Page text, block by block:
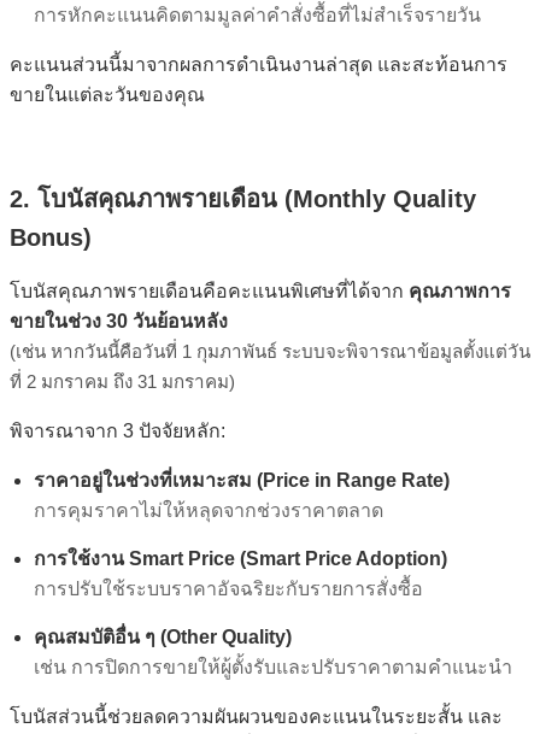
การหักคะแนนคิดตามมูลค่าคำสั่งซื้อที่ไม่สำเร็จรายวัน
คะแนนส่วนนี้มาจากผลการดำเนินงานล่าสุด และสะท้อนการ
ขายในแต่ละวันของคุณ
2. โบนัสคุณภาพรายเดือน (Monthly Quality
Bonus)
โบนัสคุณภาพรายเดือนคือคะแนนพิเศษที่ได้จาก คุณภาพการ
ขายในช่วง 30 วันย้อนหลัง
(เช่น หากวันนี้คือวันที่ 1 กุมภาพันธ์ ระบบจะพิจารณาข้อมูลตั้งแต่วัน
ที่ 2 มกราคม ถึง 31 มกราคม)
พิจารณาจาก 3 ปัจจัยหลัก:
ราคาอยู่ในช่วงที่เหมาะสม (Price in Range Rate)
การคุมราคาไม่ให้หลุดจากช่วงราคาตลาด
การใช้งาน Smart Price (Smart Price Adoption)
การปรับใช้ระบบราคาอัจฉริยะกับรายการสั่งซื้อ
คุณสมบัติอื่น ๆ (Other Quality)
เช่น การปิดการขายให้ผู้ตั้งรับและปรับราคาตามคำแนะนำ
โบนัสส่วนนี้ช่วยลดความผันผวนของคะแนนในระยะสั้น และ